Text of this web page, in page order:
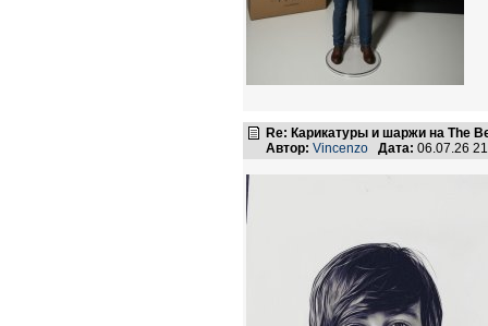
Re: Карикатуры и шаржи на The
Автор: Vincenzo Дата: 06.07.26